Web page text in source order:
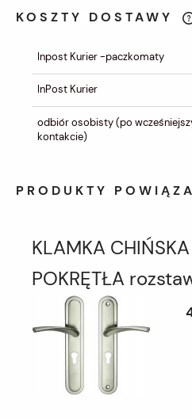
KOSZTY DOSTAWY
KOSZTÓW PŁATNOŚCI
Inpost Kurier -paczkomaty
InPost Kurier
odbiór osobisty(po
kontakcie)
PRODUKTY
KLAMKA
POKRĘTŁA